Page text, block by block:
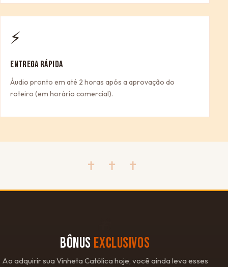
⚡
ENTREGA RÁPIDA
Áudio pronto em até 2 horas após a aprovação do
roteiro (em horário comercial).
✝ ✝ ✝
BÔNUS EXCLUSIVOS
Ao adquirir sua Vinheta Católica hoje, você ainda leva esses